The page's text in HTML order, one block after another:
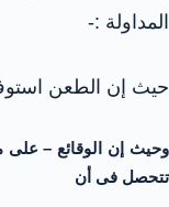
المداولة :-
حيث إن الطعن
وحيث إن الوقائع – على
تتحصل فى أن